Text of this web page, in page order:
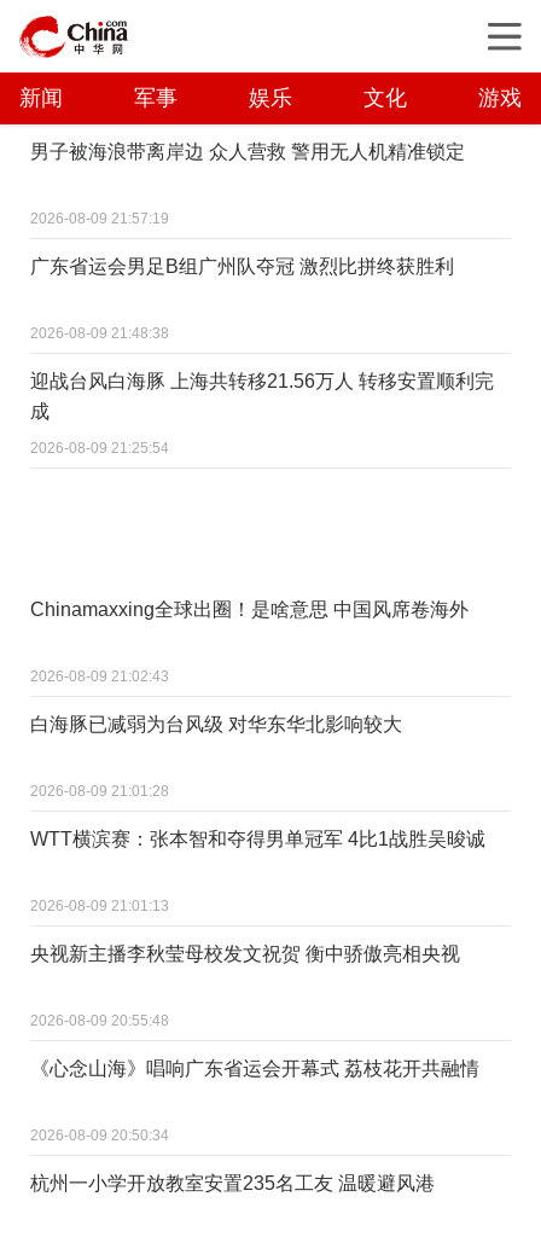
新闻 军事 娱乐 文化 游戏
男子被海浪带离岸边 众人营救 警用无人机精准锁定
2026-08-09 21:57:19
广东省运会男足B组广州队夺冠 激烈比拼终获胜利
2026-08-09 21:48:38
迎战台风白海豚 上海共转移21.56万人 转移安置顺利完
成
2026-08-09 21:25:54
Chinamaxxing全球出圈！是啥意思 中国风席卷海外
2026-08-09 21:02:43
白海豚已减弱为台风级 对华东华北影响较大
2026-08-09 21:01:28
WTT横滨赛：张本智和夺得男单冠军 4比1战胜吴晙诚
2026-08-09 21:01:13
央视新主播李秋莹母校发文祝贺 衡中骄傲亮相央视
2026-08-09 20:55:48
《心念山海》唱响广东省运会开幕式 荔枝花开共融情
2026-08-09 20:50:34
杭州一小学开放教室安置235名工友 温暖避风港